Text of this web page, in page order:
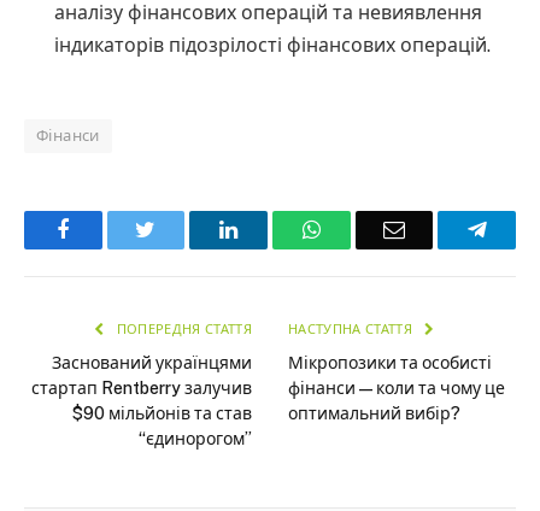
аналізу фінансових операцій та невиявлення
індикаторів підозрілості фінансових операцій.
Фінанси
Facebook LinkedInWhatsAppEmail
ПОПЕРЕДНЯ СТАТТЯ
Заснований українцями
стартап Rentberry залучив
$90 мільйонів та став
“єдинорогом”
НАСТУПНА СТАТТЯ
Мікропозики та особисті
фінанси — коли та чому це
оптимальний вибір?